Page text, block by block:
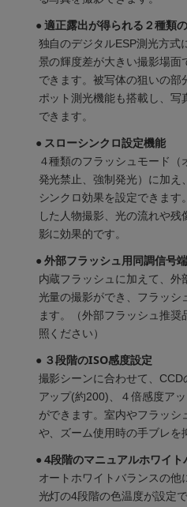
● 適正露出が得られる２種類
独自のデジタルESP測光方式
景の輝度差が大きい撮影場
できます。被写体の狙いの部
ポット測光機能も搭載し、
できます。
● スローシンクロ設定機能
４種類のフラッシュモード（
発光禁止、強制発光）に加え
シンクロ効果を設定できま
した人物撮影、光の流れや
影に効果的です。
● 外部フラッシュ用同調信号
内蔵フラッシュに加えて、
光量の撮影ができ、フラッシ
ます。（外部フラッシュ推
照ください）
● ３段階のISO感度設定
撮影シーンに合わせて、
アップ(約200)、４倍感度ア
ができます。室内やフラッ
や、ズーム使用時の手ブレを
● 4段階のマニュアルホワイト
オートホワイトバランスの
光灯の4段階の色温度が設定